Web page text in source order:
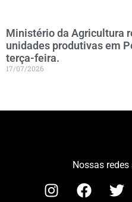
Ministério da Agricultura
unidades produtivas em
terça-feira.
17/07/2026
Nossas